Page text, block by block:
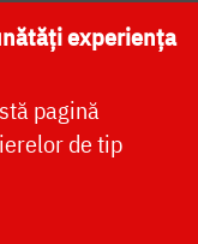
NAȚIONALĂ
MEDIA
experiența
pagină
de tip